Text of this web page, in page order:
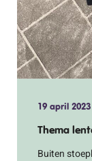
19 april 2023
Thema
Buiten